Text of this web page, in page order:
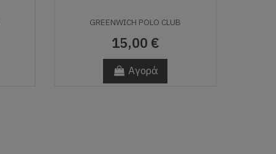
GREENWICH POLO CLUB
15,00 €
Αγορά